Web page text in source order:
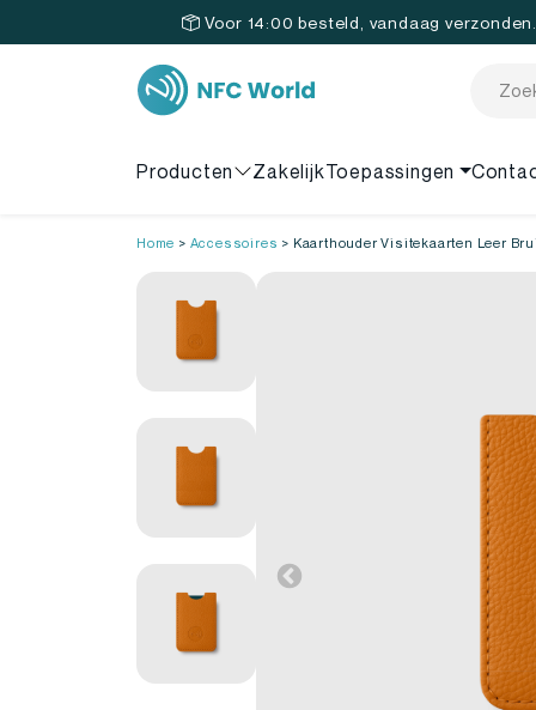
Voor 14:00 besteld, vandaag
Producten ZakelijkToepassingen
Home > Accessoires > Kaarthouder Visitekaarten Leer